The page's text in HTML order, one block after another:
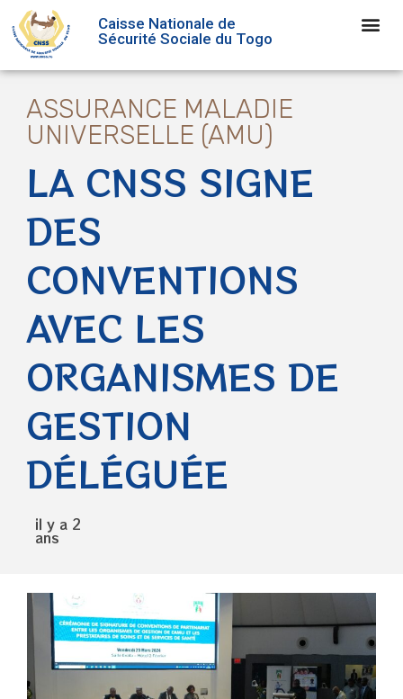
Caisse Nationale de
Sécurité Sociale du Togo
ASSURANCE MALADIE
UNIVERSELLE (AMU)
LA CNSS SIGNE
DES
CONVENTIONS
AVEC LES
ORGANISMES DE
GESTION
DÉLÉGUÉE
il y a 2
ans